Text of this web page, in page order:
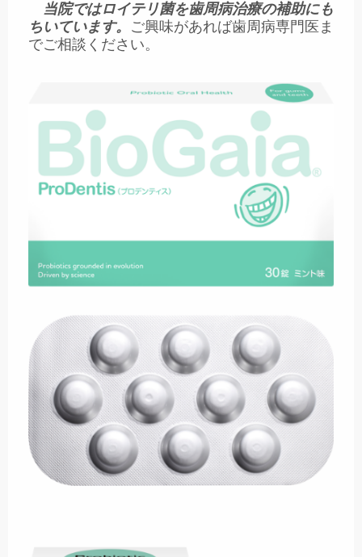
当院ではロイテリ菌を歯周病治療の補助にも
ちいています。 ご興味があれば歯周病専門医ま
でご相談ください。